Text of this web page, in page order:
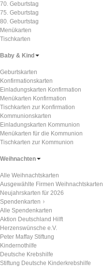
70. Geburtstag
75. Geburtstag
80. Geburtstag
Menükarten
Tischkarten
Baby & Kind
Geburtskarten
Konfirmationskarten
Einladungskarten Konfirmation
Menükarten Konfirmation
Tischkarten zur Konfirmation
Kommunionskarten
Einladungskarten Kommunion
Menükarten für die Kommunion
Tischkarten zur Kommunion
Weihnachten
Alle Weihnachtskarten
Ausgewählte Firmen Weihnachtskarten
Neujahrskarten für 2026
Spendenkarten
Alle Spendenkarten
Aktion Deutschland Hilft
Herzenswünsche e.V.
Peter Maffay Stiftung
Kindernothilfe
Deutsche Krebshilfe
Stiftung Deutsche Kinderkrebshilfe